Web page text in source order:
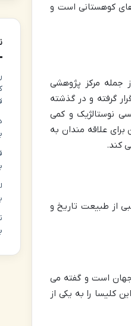
کوهستانی است و
جمله مرکز پژوهشی
گرفته و در گذشته
نوستالژیک و کمی
علاقه مندان به
کند.
از طبیعت تاریخ و
جهان است و گفته می
را به یکی از